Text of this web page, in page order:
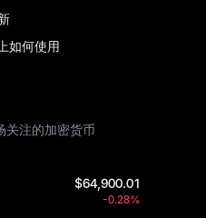
如何使用
关注的加密货币
$64,900.01
-0.28%